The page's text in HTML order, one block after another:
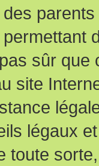
des parents
sûr
site
légaux
toute